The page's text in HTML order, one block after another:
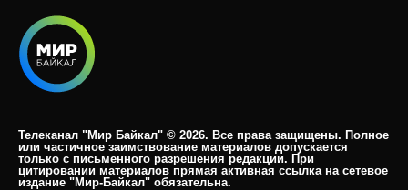
Телеканал "Мир Байкал" © 2026. Все права защищены. Полное
или частичное заимствование материалов допускается
только с письменного разрешения редакции. При
цитировании материалов прямая активная ссылка на сетевое
издание "Мир-Байкал" обязательна.​